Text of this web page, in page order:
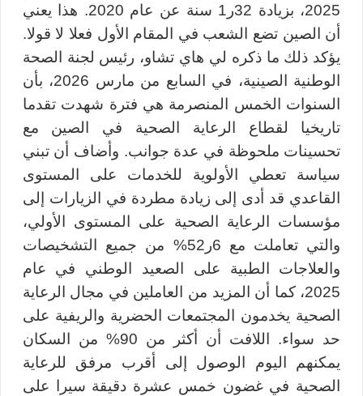
2025، بزيادة 32ر1 سنة عن عام 2020. هذا يعني
أن الصين تضع الشعب في المقام الأول فعلا لا قولا.
يؤكد ذلك ما ذكره لي هاي تشاو، رئيس لجنة الصحة
الوطنية الصينية، في السابع من مارس 2026، بأن
السنوات الخمس المنصرمة هي فترة شهدت تقدما
تاريخيا لقطاع الرعاية الصحية في الصين مع
تحسينات ملحوظة في عدة جوانب. وأضاف أن تبني
سياسة تعطي الأولوية للخدمات على المستوى
القاعدي قد أدى إلى زيادة مطردة في الزيارات إلى
مؤسسات الرعاية الصحية على المستوى الأولي،
والتي تعاملت مع 6ر52% من جميع التشخيصات
والعلاجات الطبية على الصعيد الوطني في عام
2025، كما أن المزيد من العاملين في مجال الرعاية
الصحية يخدمون المجتمعات الحضرية والريفية على
حد سواء. اللافت أن أكثر من 90% من السكان
يمكنهم اليوم الوصول إلى أقرب مرفق للرعاية
الصحية في غضون خمس عشرة دقيقة سيرا على